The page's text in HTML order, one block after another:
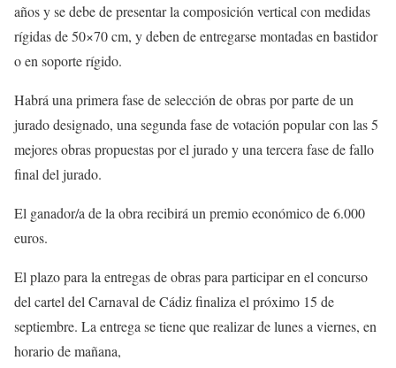
años y se debe de presentar la composición vertical con medidas
rígidas de 50×70 cm, y deben de entregarse montadas en bastidor
o en soporte rígido.
Habrá una primera fase de selección de obras por parte de un
jurado designado, una segunda fase de votación popular con las 5
mejores obras propuestas por el jurado y una tercera fase de fallo
final del jurado.
El ganador/a de la obra recibirá un premio económico de 6.000
euros.
El plazo para la entregas de obras para participar en el concurso
del cartel del Carnaval de Cádiz finaliza el próximo 15 de
septiembre. La entrega se tiene que realizar de lunes a viernes, en
horario de mañana,